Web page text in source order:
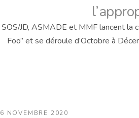
SOS/JD, ASMADE et MMF lancent la
Foo” et se déroule d’Octobre à
6 NOVEMBRE 2020